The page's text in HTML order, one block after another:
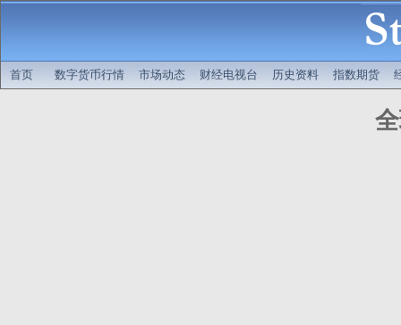
首页 数字货币行情 市场动态 财经电视台 历史资料 指数期货